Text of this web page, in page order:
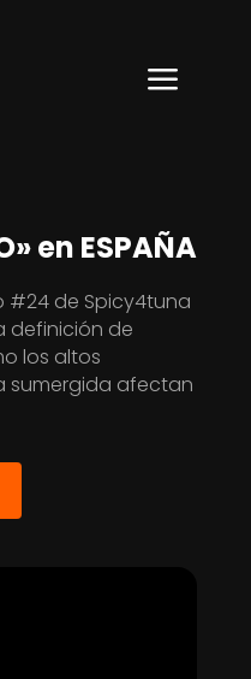
a
en ESPAÑA
#24 de Spicy4tuna
definición de
los altos
sumergida afectan